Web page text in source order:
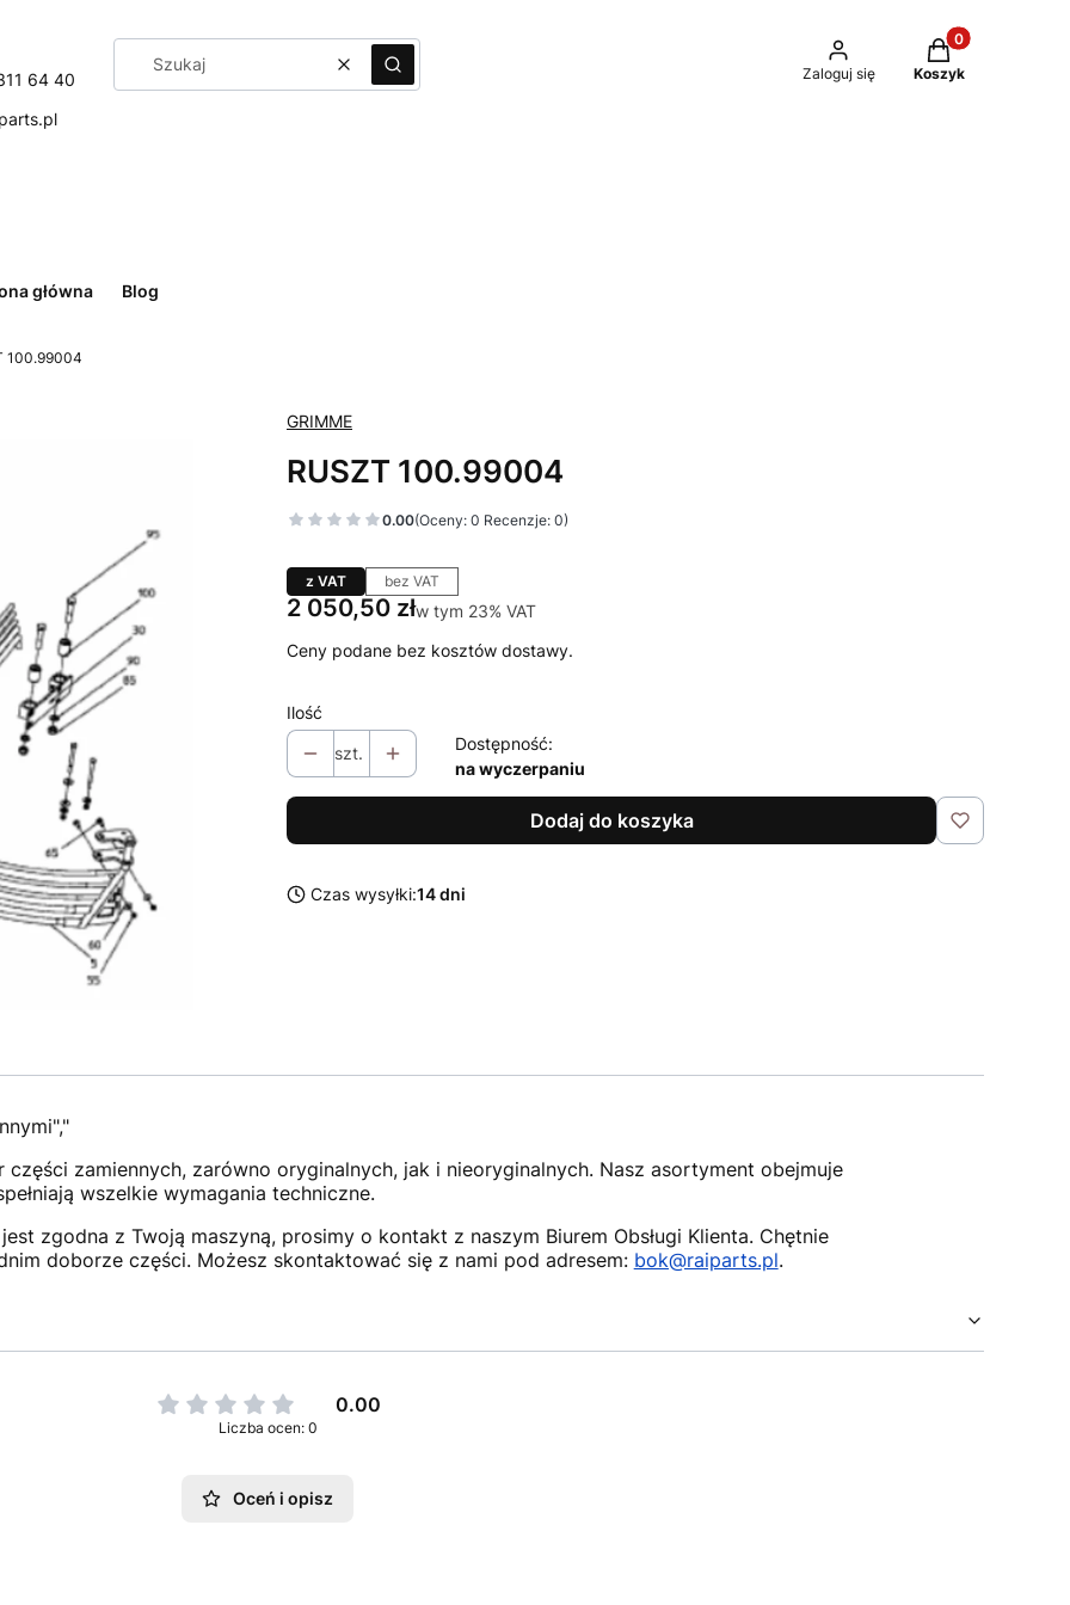
64 40
WyczyśćSzukaj Zaloguj się
Produkty w
Koszyk
główna Blog
100.99004
GRIMME
RUSZT 100.99004
0.00(Oceny: 0 Recenzje: 0)
z VAT bez VAT
Cena
2 050,50 złw tym 23% VAT
w tym 23% VAT
Ceny podane bez kosztów dostawy.
Ilość
szt.
Dostępność:
na wyczerpaniu
Dodaj do koszyka
Czas wysyłki:14 dni
zamiennych, zarówno oryginalnych, jak i nieoryginalnych. Nasz asortyment obejmuje
wszelkie wymagania techniczne.
zgodna z Twoją maszyną, prosimy o kontakt z naszym Biurem Obsługi Klienta. Chętnie
doborze części. Możesz skontaktować się z nami pod adresem: bok@raiparts.pl.
0.00
Liczba ocen: 0
Oceń i opisz